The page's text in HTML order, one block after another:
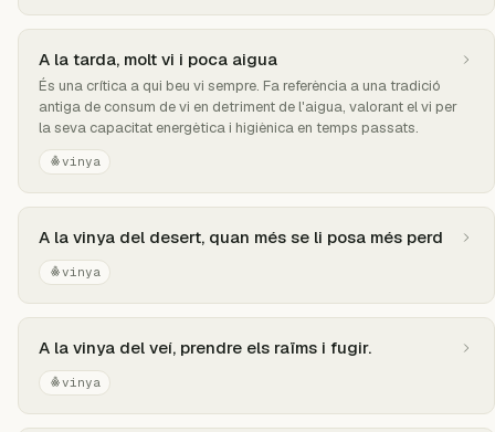
A la tarda, molt vi i poca aigua
És una crítica a qui beu vi sempre. Fa referència a una tradició
antiga de consum de vi en detriment de l'aigua, valorant el vi per
la seva capacitat energètica i higiènica en temps passats.
vinya
A la vinya del desert, quan més se li posa més perd
vinya
A la vinya del veí, prendre els raïms i fugir.
vinya